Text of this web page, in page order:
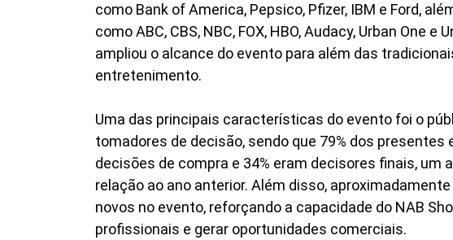
como Bank of America, Pepsico, Pfizer, IBM e Ford,
como ABC, CBS, NBC, FOX, HBO, Audacy, Urban One
ampliou o alcance do evento para além das
entretenimento.
Uma das principais características do evento foi o
tomadores de decisão, sendo que 79% dos presentes
decisões de compra e 34% eram decisores finais, um
relação ao ano anterior. Além disso,
novos no evento, reforçando a capacidade do NAB
profissionais e gerar oportunidades comerciais.